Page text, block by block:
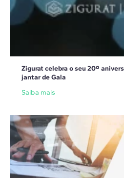
Zigurat celebra o seu 20º
jantar de Gala
Saiba mais